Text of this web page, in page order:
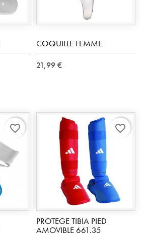
COQUILLE FEMME
21,99 €
favorite_border
PROTEGE TIBIA PIED
AMOVIBLE 661.35
favorite_border